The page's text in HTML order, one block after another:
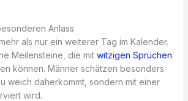
Anlass
als nur ein weiterer Tag im Kalender.
Meilensteine, die mit witzigen Sprüchen
können. Männer schätzen besonders
weich daherkommt, sondern mit einer
wird.